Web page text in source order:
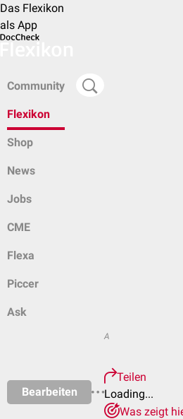
Das Flexikon
als App
Community
Flexikon
Shop
News
Jobs
CME
Flexa
Piccer
Ask
Bearbeiten
A
Teilen
Loading...
Was zeigt